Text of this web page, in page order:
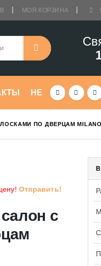
МОЯ КОРЗИНА
HE
ПО ДВЕРЦАМ MILANO
Отправить!
с